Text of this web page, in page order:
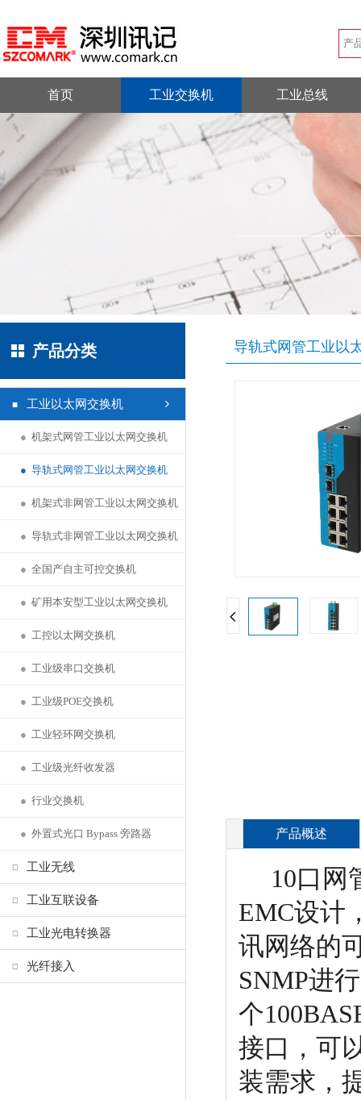
首页 工业交换机 工业总线
产品分类
工业以太网交换机
● 机架式网管工业以太网交换机
● 导轨式网管工业以太网交换机
● 机架式非网管工业以太网交换机
● 导轨式非网管工业以太网交换机
● 全国产自主可控交换机
● 矿用本安型工业以太网交换机
● 工控以太网交换机
● 工业级串口交换机
● 工业级POE交换机
● 工业轻环网交换机
● 工业级光纤收发器
● 行业交换机
● 外置式光口 Bypass 旁路器
工业无线
工业互联设备
工业光电转换器
光纤接入
导轨式网管工业以
产品概述
10口网
EMC设计
讯网络的
SNMP进
个
接口，可
装需求，